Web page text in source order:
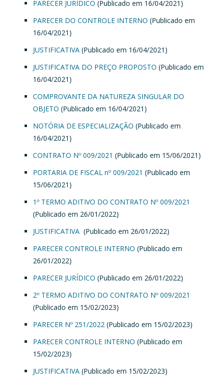
PARECER JURÍDICO (Publicado em 16/04/2021)
PARECER DO CONTROLE INTERNO (Publicado em
16/04/2021)
JUSTIFICATIVA (Publicado em 16/04/2021)
JUSTIFICATIVA DO PREÇO PROPOSTO (Publicado em
16/04/2021)
COMPROVANTE DA NATUREZA SINGULAR DO
OBJETO (Publicado em 16/04/2021)
NOTÓRIA DE ESPECIALIZAÇÃO (Publicado em
16/04/2021)
CONTRATO Nº 009/2021 (Publicado em 15/06/2021)
PORTARIA DE FISCAL nº 009/2021 (Publicado em
15/06/2021)
1º TERMO ADITIVO DO CONTRATO Nº 009/2021
(Publicado em 26/01/2022)
JUSTIFICATIVA (Publicado em 26/01/2022)
PARECER CONTROLE INTERNO (Publicado em
26/01/2022)
PARECER JURÍDICO (Publicado em 26/01/2022)
2º TERMO ADITIVO DO CONTRATO Nº 009/2021
(Publicado em 15/02/2023)
PARECER Nº 251/2022 (Publicado em 15/02/2023)
PARECER CONTROLE INTERNO (Publicado em
15/02/2023)
JUSTIFICATIVA (Publicado em 15/02/2023)